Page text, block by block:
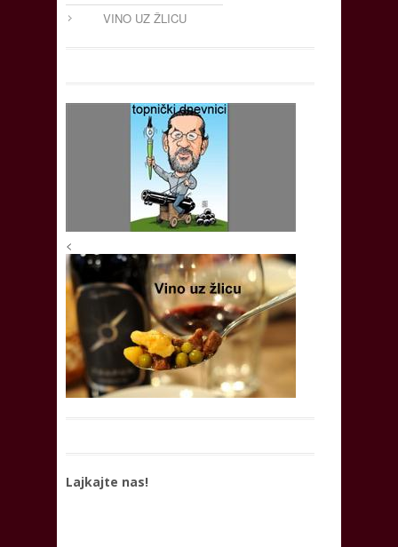
VINO UZ ŽLICU
<
Lajkajte nas!